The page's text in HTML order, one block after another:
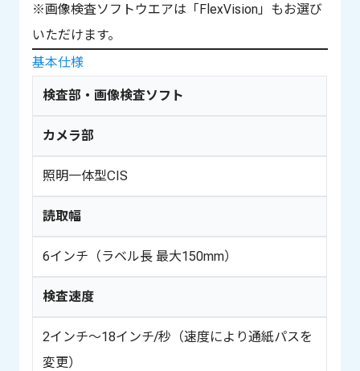
※画像検査ソフトウエアは「FlexVision」もお選び
いただけます。
基本仕様
検査部・画像検査ソフト
カメラ部
照明一体型CIS
読取幅
6インチ（ラベル長 最大150mm）
検査速度
2インチ～18インチ/秒（速度により通紙パスを
変更）